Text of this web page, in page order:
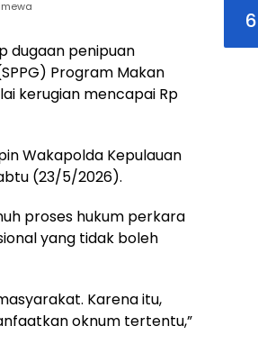
dugaan penipuan
Program Makan
kerugian mencapai Rp
Wakapolda Kepulauan
(23/5/2026).
proses hukum perkara
yang tidak boleh
Karena itu,
oknum tertentu,”
6